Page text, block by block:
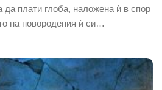
да плати глоба, наложена ѝ в спор
на новородения ѝ си…